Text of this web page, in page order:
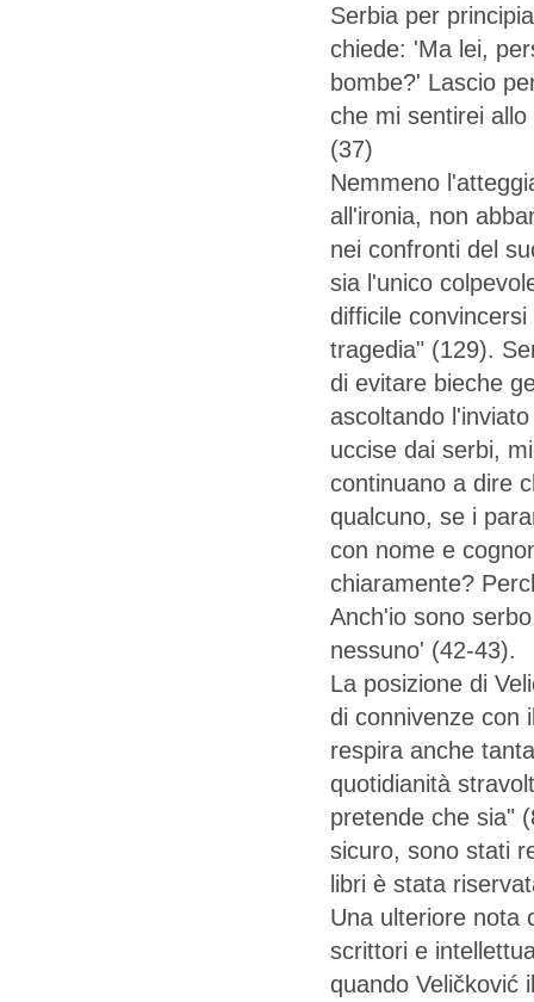
Serbia per
chiede: 'Ma lei,
bombe?' Lascio
che mi sentirei
(37)
Nemmeno
all'ironia, non
nei confronti del
sia l'unico
difficile
tragedia" (129).
di evitare bieche
ascoltando
uccise dai serbi,
continuano a dire
qualcuno, se i
con nome e
chiaramente?
Anch'io sono
nessuno' (42-43).
La posizione di
di connivenze con
respira anche
quotidianità
pretende che sia"
sicuro, sono stati
libri è stata
Una ulteriore nota
scrittori e
quando Veličković